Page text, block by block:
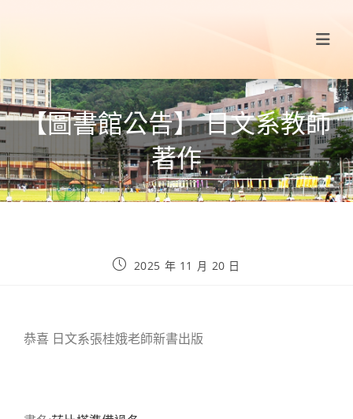
【圖書館公告】 日文系教師
著作
2025 年 11 月 20 日
恭喜 日文系張桂娥老師新書出版